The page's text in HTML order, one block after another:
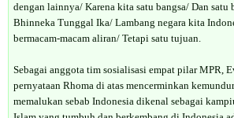
dengan lainnya/ Karena kita satu bangsa/ Dan satu
Bhinneka Tunggal Ika/ Lambang negara kita
bermacam-macam aliran/ Tetapi satu tujuan.
Sebagai anggota tim sosialisasi empat pilar MPR,
pernyataan Rhoma di atas mencerminkan
memalukan sebab Indonesia dikenal sebagai